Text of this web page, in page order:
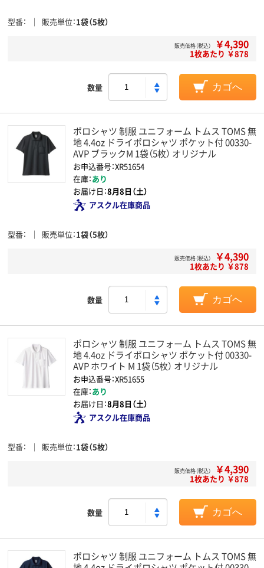
型番 販売単位 1袋（5枚）
販売価格（税込） ￥4,390
1枚あたり ￥878
数量 カゴへ
ポロシャツ 制服 ユニフォーム トムス TOMS 無
地 4.4oz ドライポロシャツ ポケット付 00330-
AVP ブラックM 1袋（5枚） オリジナル
お申込番号：XR51654
在庫：あり
お届け日：8月8日（土）
アスクル在庫商品
型番 販売単位 1袋（5枚）
販売価格（税込） ￥4,390
1枚あたり ￥878
数量 カゴへ
ポロシャツ 制服 ユニフォーム トムス TOMS 無
地 4.4oz ドライポロシャツ ポケット付 00330-
AVP ホワイト M 1袋（5枚） オリジナル
お申込番号：XR51655
在庫：あり
お届け日：8月8日（土）
アスクル在庫商品
型番 販売単位 1袋（5枚）
販売価格（税込） ￥4,390
1枚あたり ￥878
数量 カゴへ
ポロシャツ 制服 ユニフォーム トムス TOMS 無